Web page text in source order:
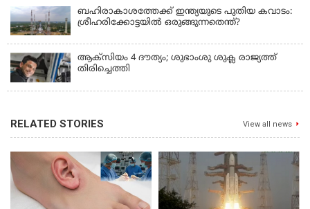
ബഹിരാകാശത്തേക്ക് ഇന്ത്യയുടെ പുതിയ കവാടം:
ശ്രീഹരിക്കോട്ടയിൽ ഒരുങ്ങുന്നതെന്ത്?
ആക്‌സിയം 4 ദൗത്യം; ശുഭാംശു ശുക്ല രാജ്യത്ത്
തിരിച്ചെത്തി
RELATED STORIES View all news